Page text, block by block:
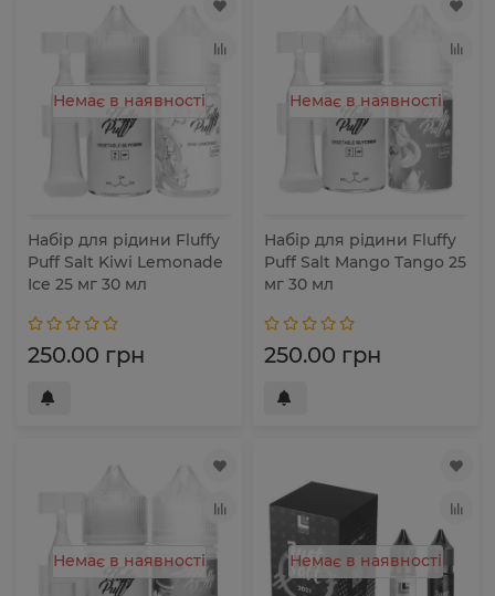
Немає в наявності
Набір для рідини Fluffy
Puff Salt Kiwi Lemonade
Ice 25 мг 30 мл
250.00 грн
Немає в наявності
Набір для рідини Fluffy
Puff Salt Mango Tango 25
мг 30 мл
250.00 грн
Немає в наявності Немає в наявності